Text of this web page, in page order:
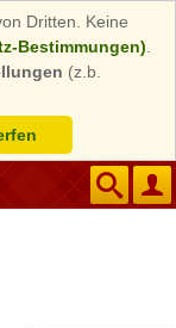
Dritten. Keine
Bestimmungen)
(z.b.